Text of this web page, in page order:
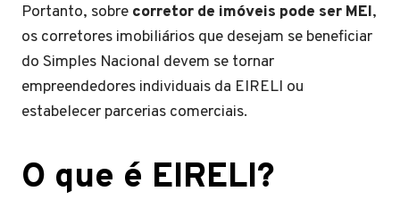
Portanto, sobre corretor de imóveis pode ser MEI,
os corretores imobiliários que desejam se beneficiar
do Simples Nacional devem se tornar
empreendedores individuais da EIRELI ou
estabelecer parcerias comerciais.
O que é EIRELI?